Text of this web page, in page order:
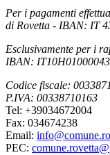
Per i pagamenti
di Rovetta - IBAN: IT
Esclusivamente per i
IBAN:
Codice fiscale:
P.IVA: 00338710163
Tel: +39034672004
Fax: 034674238
Email:
PEC: